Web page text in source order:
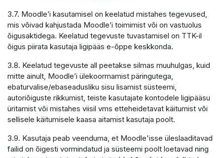
3.7. Moodle’i kasutamisel on keelatud mistahes tegevused,
mis võivad kahjustada Moodle’i toimimist või on vastuolus
õigusaktidega. Keelatud tegevuste tuvastamisel on TTK-il
õigus piirata kasutaja ligipääs e-õppe keskkonda.
3.8. Keelatud tegevuste all peetakse silmas muuhulgas, kuid
mitte ainult, Moodle’i ülekoormamist päringutega,
ebaturvalise/ebaseadusliku sisu lisamist süsteemi,
autoriõiguste rikkumist, teiste kasutajate kontodele ligipääsu
üritamist või mistahes viisil vms etteheidetavat käitumist või
sellisele käitumisele kaasa aitamist kasutaja poolt.
3.9. Kasutaja peab veenduma, et Moodle'isse üleslaaditavad
failid on õigesti vormindatud ja süsteemi poolt loetavad ning